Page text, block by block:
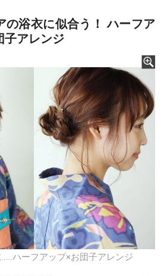
の浴衣に似合う！ ハーフア
子アレンジ
ハーフアップ×お団子アレンジ